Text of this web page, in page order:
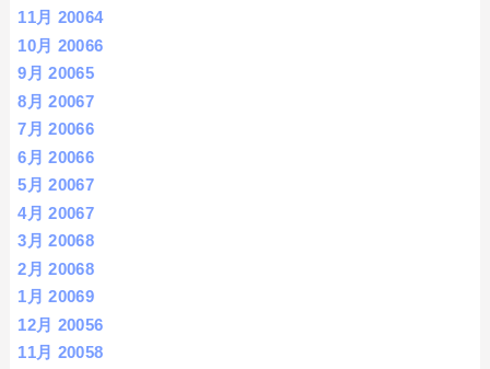
11月 20064
10月 20066
9月 20065
8月 20067
7月 20066
6月 20066
5月 20067
4月 20067
3月 20068
2月 20068
1月 20069
12月 20056
11月 20058